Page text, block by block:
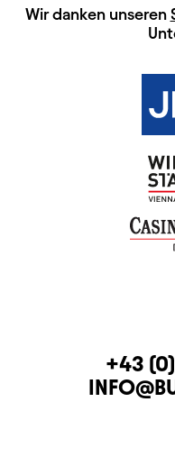
Wir danken unseren
KONTAKT+43
E-MAIL